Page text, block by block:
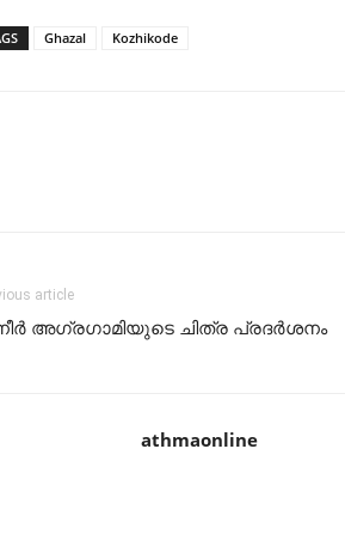
Ghazal Kozhikode
article
അഗ്രഗാമിയുടെ ചിത്ര പ്രദര്‍ശനം
athmaonline